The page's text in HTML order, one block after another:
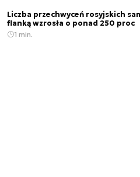
Liczba przechwyceń rosyjskich
flanką wzrosła o ponad 250 proc
1 min.